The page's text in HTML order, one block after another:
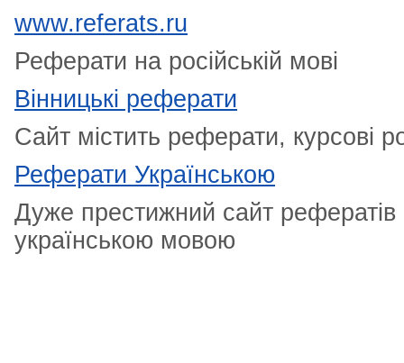
www.referats.ru
Реферати на російській мові
Вінницькі реферати
Сайт містить реферати, курсові
Реферати Українською
Дуже престижний сайт рефератів
українською мовою